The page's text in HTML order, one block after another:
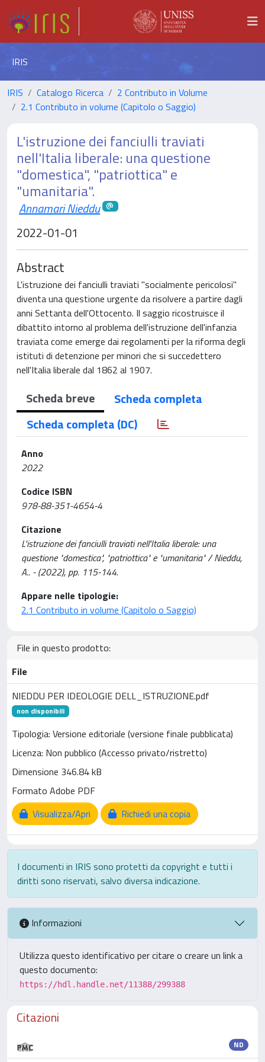
IRIS
IRIS Catalogo Ricerca
2 Contributo in Volume
2.1 Contributo in volume (Capitolo o Saggio)
L'istruzione dei fanciulli traviati
nell'Italia liberale: una questione
"domestica", "patriottica" e
"umanitaria".
Annamari Nieddu
2022-01-01
Abstract
L'istruzione dei fanciulli traviati "socialmente pericolosi"
diventa una questione urgente da risolvere a partire dagli
anni Settanta dell'Ottocento. Il saggio ricostruisce il
dibattito intorno al problema dell'istruzione dell'infanzia
traviata come emerge dai regolamenti per la riforma degli
istituti di detenzione per minori che si succedettero
nell'Italia liberale dal 1862 al 1907.
Scheda breve
Scheda completa
Scheda completa (DC)
Anno
2022
Codice ISBN
978-88-351-4654-4
Citazione
L'istruzione dei fanciulli traviati nell'Italia liberale: una
questione "domestica", "patriottica" e "umanitaria" / Nieddu,
A.. - (2022), pp. 115-144.
Appare nelle tipologie:
2.1 Contributo in volume (Capitolo o Saggio)
File in questo prodotto:
File
NIEDDU PER IDEOLOGIE DELL_ISTRUZIONE.pdf
non disponibili
Tipologia: Versione editoriale (versione finale pubblicata)
Licenza: Non pubblico (Accesso privato/ristretto)
Dimensione 346.84 kB
Formato Adobe PDF
Visualizza/Apri
Richiedi una copia
I documenti in IRIS sono protetti da copyright e tutti i
diritti sono riservati, salvo diversa indicazione.
Informazioni
Utilizza questo identificativo per citare o creare un link a
questo documento:
https://hdl.handle.net/11388/299388
Citazioni
ND